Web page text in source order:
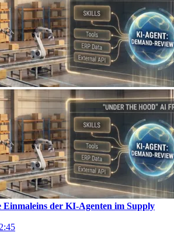
Einmaleins der KI-Agenten im Supply